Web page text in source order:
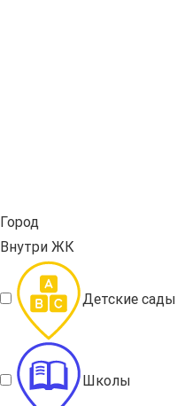
Город
Внутри ЖК
Детские сады
Школы